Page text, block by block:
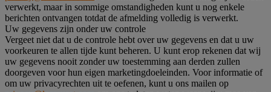
verwerkt, maar in sommige omstandigheden kunt u nog enkele
berichten ontvangen totdat de afmelding volledig is verwerkt.
Uw gegevens zijn onder uw controle
Vergeet niet dat u de controle hebt over uw gegevens en dat u uw
voorkeuren te allen tijde kunt beheren. U kunt erop rekenen dat wij
uw gegevens nooit zonder uw toestemming aan derden zullen
doorgeven voor hun eigen marketingdoeleinden. Voor informatie of
om uw privacyrechten uit te oefenen, kunt u ons mailen op